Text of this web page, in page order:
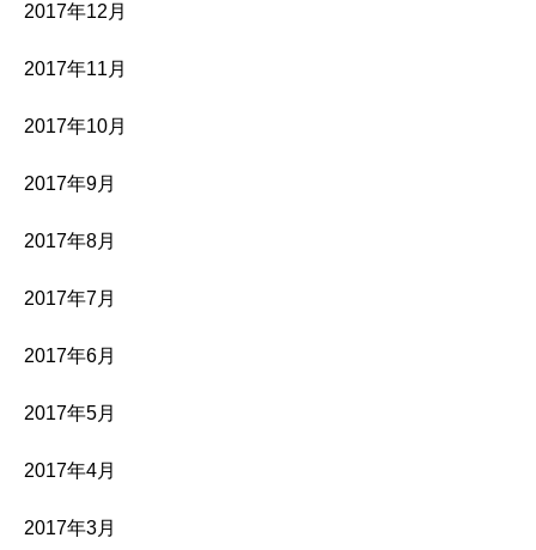
2017年12月
2017年11月
2017年10月
2017年9月
2017年8月
2017年7月
2017年6月
2017年5月
2017年4月
2017年3月